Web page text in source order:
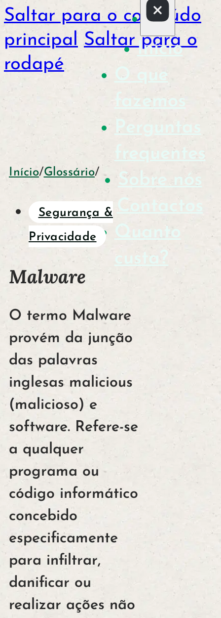
Saltar para o conteúdo
principal Saltar para o
rodapé
Início
O que
fazemos
Perguntas
frequentes
Sobre nós
Contactos
Quanto
custa?
Início/Glossário/
Segurança &
Privacidade
Malware
O termo Malware
provém da junção
das palavras
inglesas malicious
(malicioso) e
software. Refere-se
a qualquer
programa ou
código informático
concebido
especificamente
para infiltrar,
danificar ou
realizar ações não